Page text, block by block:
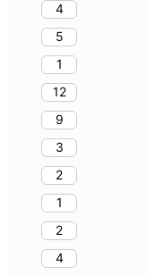
4
5
1
12
9
3
2
1
2
4